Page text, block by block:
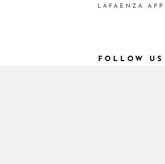
LAFAENZA APP
FOLLOW US